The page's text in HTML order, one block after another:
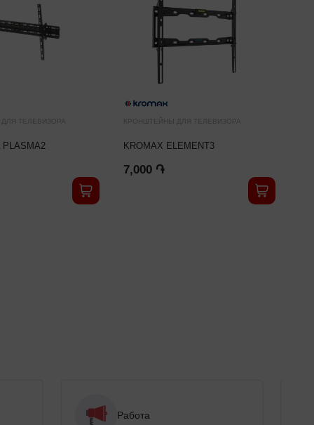
ТЕЛЕВИЗОРА
PLASMA2
КРОНШТЕЙНЫ ДЛЯ ТЕЛЕВИЗОРА
KROMAX ELEMENT3
7,000 ֏
Работа